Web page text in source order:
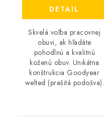
DETAIL
Skvelá voľba pracovnej
obuvi, ak hľadáte
pohodlnú a kvalitnú
koženú obuv. Unikátna
konštrukcia Goodyear
welted (prešitá podošva).